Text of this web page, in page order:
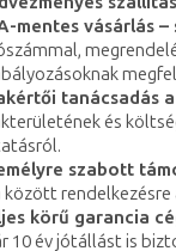
mentes vásárlás
tanácsadás
és
szabott
között rendelkezésre
körű garancia
10 év jótállást is